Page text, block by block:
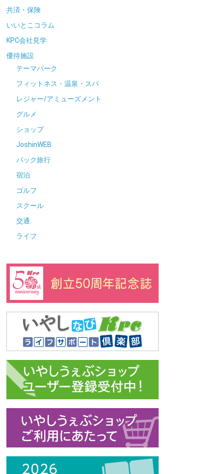
共済・保険
いいとこコラム
KPC会社見学
優待施設
テーマパーク
フィットネス・温泉・スパ
レジャー/アミューズメント
グルメ
ショップ
JoshinWEB
パック旅行
宿泊
ゴルフ
スクール
交通
ライフ